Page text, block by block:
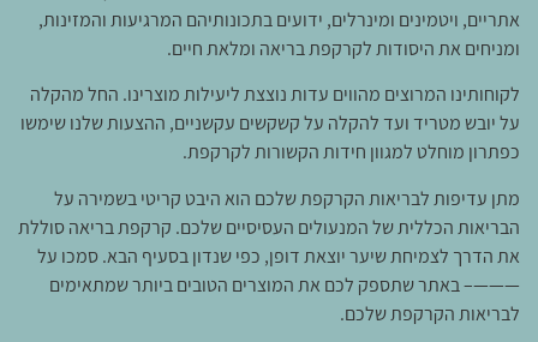
אתריים, ויטמינים ומינרלים, ידועים בתכונותיהם המרגיעות והמזינות,
ומניחים את היסודות לקרקפת בריאה ומלאת חיים.
לקוחותינו המרוצים מהווים עדות נוצצת ליעילות מוצרינו. החל מהקלה
על יובש מטריד ועד להקלה על קשקשים עקשניים, ההצעות שלנו שימשו
כפתרון מוחלט למגוון חידות הקשורות לקרקפת.
מתן עדיפות לבריאות הקרקפת שלכם הוא היבט קריטי בשמירה על
הבריאות הכללית של המנעולים העסיסיים שלכם. קרקפת בריאה סוללת
את הדרך לצמיחת שיער יוצאת דופן, כפי שנדון בסעיף הבא. סמכו על
———– באתר שתספק לכם את המוצרים הטובים ביותר שמתאימים
לבריאות הקרקפת שלכם.